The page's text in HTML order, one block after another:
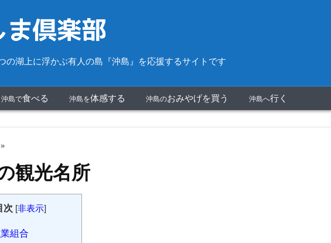
の湖上に浮かぶ有人の島『沖島』を応援するサイトです
沖島で食べる 沖島を体感する 沖島のおみやげを買う 沖島へ行く
»
観光名所
次 [非表示]
組合